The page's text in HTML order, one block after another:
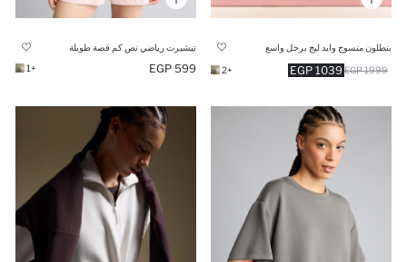
بنطلون منسوج وايد ليج برجل واسع
1039 EGP 1999 EGP
+2
تيشيرت رياضي نص كم قصة طويلة
599 EGP
+1